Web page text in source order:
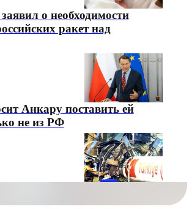
о необходимости
ракет над
Анкару поставить ей
не из РФ